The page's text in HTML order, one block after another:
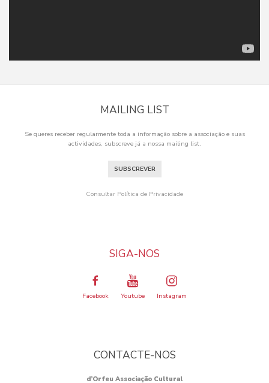
MAILING LIST
Se queres receber regularmente toda a informação sobre a associação e suas
actividades, subscreve já a nossa mailing list.
SUBSCREVER
Consultar Política de Privacidade
SIGA-NOS
Facebook Youtube Instagram
CONTACTE-NOS
d’Orfeu Associação Cultural